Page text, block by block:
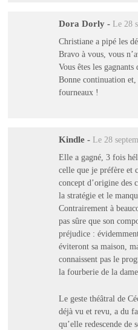
Dora Dorly - Le 28
Christiane a pipé les
Bravo à vous, vous
Vous êtes les gagnants
Bonne continuation et,
fourneaux !
Kindle - Le 28
Elle a gagné, 3 fois
celle que je préfère et
concept d’origine des
la stratégie et le
Contrairement à
pas sûre que son
préjudice :
éviteront sa maison,
connaissent pas le
la fourberie de la dame.
Le geste théâtral de
déjà vu et revu, a du
qu’elle redescende de